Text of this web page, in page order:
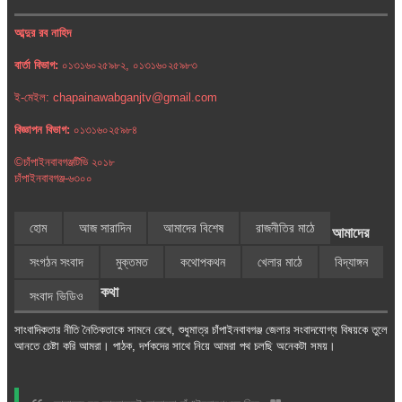
আব্দুর রব নাহিদ
বার্তা বিভাগ: ০১৩১৬০২৫৯৮২, ০১৩১৬০২৫৯৮৩
ই-মেইল: chapainawabganjtv@gmail.com
বিজ্ঞাপন বিভাগ: ০১৩১৬০২৫৯৮৪
©চাঁপাইনবাবগঞ্জটিভি ২০১৮
চাঁপাইনবাবগঞ্জ-৬৩০০
হোম আজ সারাদিন আমাদের বিশেষ রাজনীতির মাঠে
সংগঠন সংবাদ মুক্তমত কথোপকথন খেলার মাঠে বিদ্যাঙ্গন
সংবাদ ভিডিও
আমাদের
কথা
সাংবাদিকতার নীতি নৈতিকতাকে সামনে রেখে, শুধুমাত্র চাঁপাইনবাবগঞ্জ জেলার সংবাদযোগ্য বিষয়কে তুলে
আনতে চেষ্টা করি আমরা। পাঠক, দর্শকদের সাথে নিয়ে আমরা পথ চলছি অনেকটা সময়।